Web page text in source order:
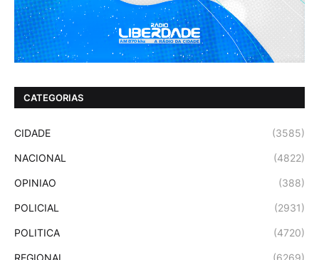
CATEGORIAS
CIDADE (3585)
NACIONAL (4822)
OPINIAO (388)
POLICIAL (2931)
POLITICA (4720)